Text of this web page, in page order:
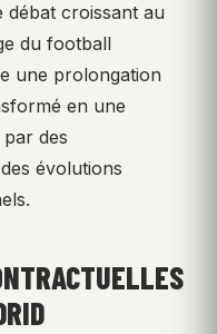
débat croissant au
du football
une prolongation
en une
des
évolutions